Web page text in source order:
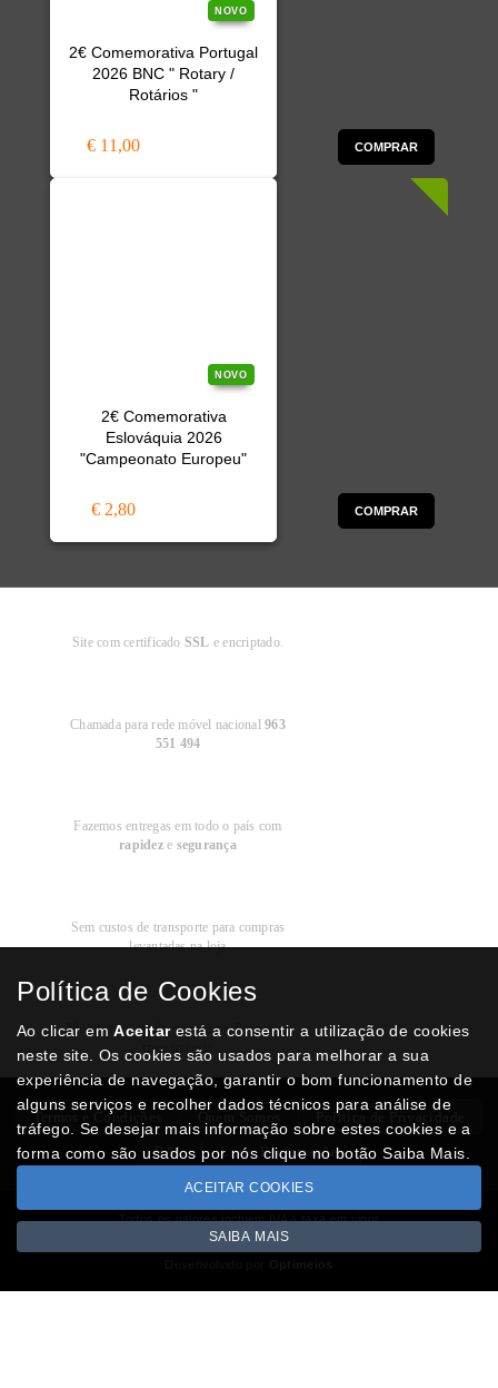
NOVO
2€ Comemorativa Portugal
2026 BNC " Rotary /
Rotários "
€ 11,00 COMPRAR
NOVO
2€ Comemorativa
Eslováquia 2026
"Campeonato Europeu"
€ 2,80 COMPRAR
Site com certificado SSL e encriptado.
Chamada para rede móvel nacional963
551 494
Fazemos entregas em todo o país com
rapideze segurança
Sem custos de transporte para compras
levantadas na loja
Modos dePagamento
Multibanco, cartão de crédito, Paypal ou
transferência
Termos e Condições Politica de Privacidade
RAL Livro Reclamações
Todos os valores incluem IVA à taxa em vigor
Copyright © NUMISMATICAJA.com 2026
Política de Cookies
Ao clicar emAceitarestá a consentir a utilização de cookies
neste site. Os cookies são usados para melhorar a sua
experiência de navegação, garantir o bom funcionamento de
alguns serviços e recolher dados técnicos para análise de
tráfego. Se desejar mais informação sobre estes cookies e a
forma como são usados por nós clique no botão Saiba Mais.
ACEITAR COOKIES
SAIBA MAIS